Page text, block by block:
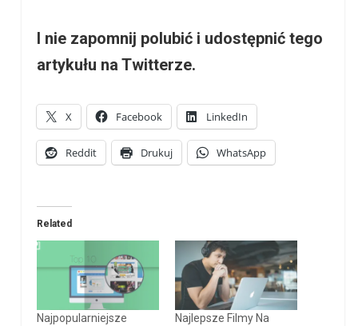
I nie zapomnij polubić i udostępnić tego
artykułu na Twitterze.
X Facebook LinkedIn
Reddit Drukuj WhatsApp
Related
Najpopularniejsze
Najlepsze Filmy Na